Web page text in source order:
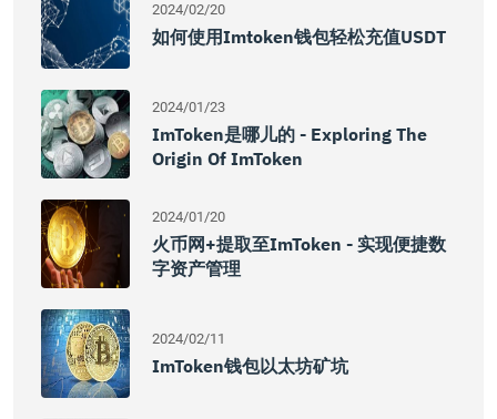
2024/02/20
如何使用imtoken钱包轻松充值USDT
2024/01/23
ImToken是哪儿的 - Exploring The
Origin Of ImToken
2024/01/20
火币网+提取至imToken - 实现便捷数
字资产管理
2024/02/11
ImToken钱包以太坊矿坑